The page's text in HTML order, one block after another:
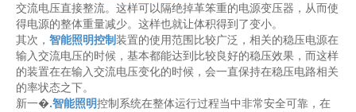
交流电压直接整流。这样可以隔绝掉革笨重的电源变压器，从而使
得电源的整体重量减少。这样也就让体积得到了变小。
其次， 智能照明控制装置的使用范围比较广泛，相关的稳压电源在
输入交流电压的时候，基本都能达到比较良好的稳压效果，而这样
的装置在在输入交流电压变化的时候，会一直保持在稳压电路相关
的率状态之下。
新一�.智能照明控制系统在整体运行过程当中非常安全可靠，在